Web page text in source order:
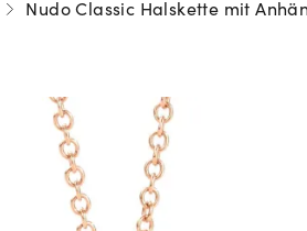
Nudo Classic Halskette mit